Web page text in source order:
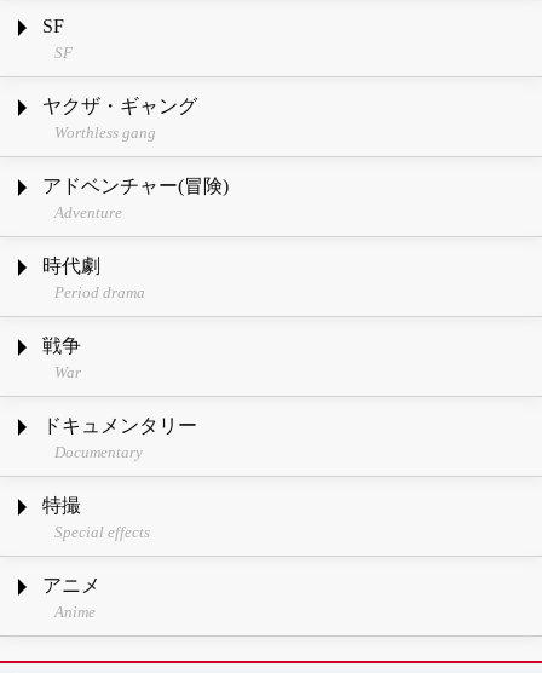
SF
SF
ヤクザ・ギャング
Worthless gang
アドベンチャー(冒険)
Adventure
時代劇
Period drama
戦争
War
ドキュメンタリー
Documentary
特撮
Special effects
アニメ
Anime